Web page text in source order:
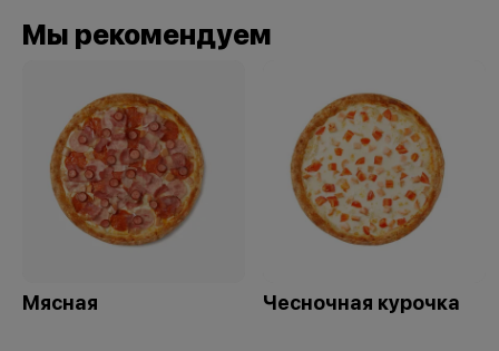
Мы рекомендуем
Мясная Чесночная курочка